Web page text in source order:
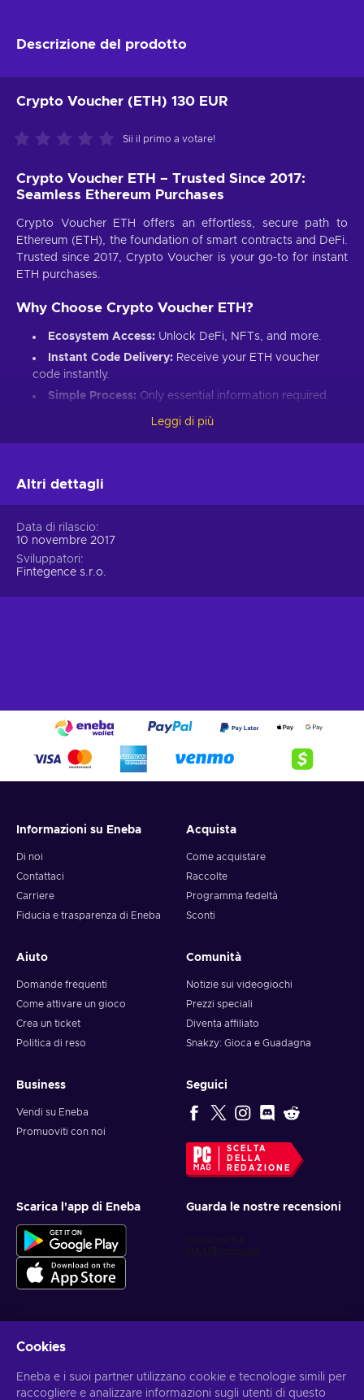
Descrizione del prodotto
Crypto Voucher (ETH) 130 EUR
Sii il primo a votare!
Crypto Voucher ETH – Trusted Since 2017:
Seamless Ethereum Purchases
Crypto Voucher ETH offers an effortless, secure path to
Ethereum (ETH), the foundation of smart contracts and DeFi.
Trusted since 2017, Crypto Voucher is your go-to for instant
ETH purchases.
Why Choose Crypto Voucher ETH?
Ecosystem Access: Unlock DeFi, NFTs, and more.
Instant Code Delivery: Receive your ETH voucher
code instantly.
Simple Process: Only essential information required.
Introduce loved ones to Ethereum’s world.
Set up an Ethereum-compatible wallet.
Input your ETH voucher code.
Provide your email for confirmation.
Choose Ethereum (ETH).
Leggi di più
Altri dettagli
Data di rilascio
10 novembre 2017
Sviluppatori
Fintegence s.r.o.
Informazioni su Eneba
Di noi
Contattaci
Carriere
Fiducia e trasparenza di Eneba
Acquista
Come acquistare
Raccolte
Programma fedeltà
Sconti
Aiuto
Domande frequenti
Come attivare un gioco
Crea un ticket
Politica di reso
Comunità
Notizie sui videogiochi
Prezzi speciali
Diventa affiliato
Snakzy: Gioca e Guadagna
Business
Vendi su Eneba
Promuoviti con noi
Seguici
SCELTA
DELLA
REDAZIONE
Scarica l'app di Eneba Guarda le nostre recensioni
Ottieni offerte di gioco personalizzate
Iscriviti
Cookies
Eneba e i suoi partner utilizzano cookie e tecnologie simili per
raccogliere e analizzare informazioni sugli utenti di questo